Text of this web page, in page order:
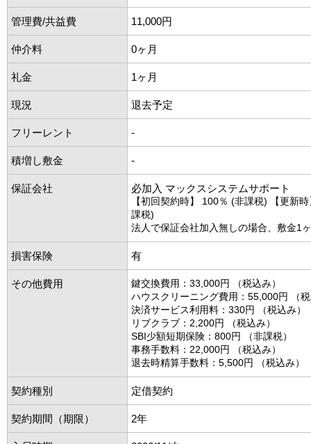
管理費/共益費 11,000円
仲介料 0ヶ月
礼金 1ヶ月
現況 退去予定
フリーレント -
積増し敷金 -
保証会社 必加入 マックスシステムサポート
【初回契約時】 100％ (非課税) 【更新
課税)
法人で保証会社加入無しの場合、敷金1
損害保険 有
その他費用
鍵交換費用：33,000円 （税込み）
ハウスクリーニング費用：55,000円 （
決済サービス利用料：330円 （税込み）
リブクラブ：2,200円 （税込み）
SBI少額短期保険：800円 （非課税）
事務手数料：22,000円 （税込み）
退去時精算手数料：5,500円 （税込み）
契約種別 定借契約
契約期間（期限） 2年